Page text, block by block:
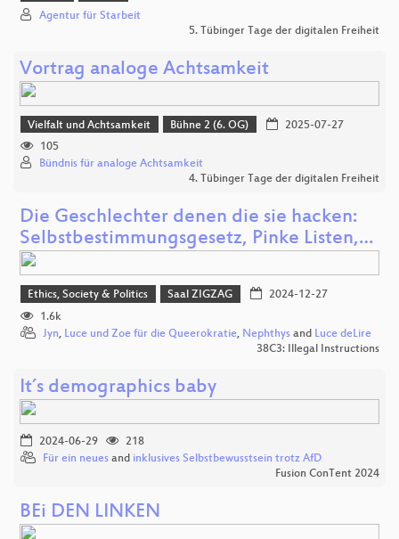
Agentur für Starbeit
5. Tübinger Tage der digitalen Freiheit
Vortrag analoge Achtsamkeit
Vielfalt und Achtsamkeit Bühne 2 (6. OG)
2025-07-27
105
Bündnis für analoge Achtsamkeit
4. Tübinger Tage der digitalen Freiheit
Die Geschlechter denen die sie hacken:
Selbstbestimmungsgesetz, Pinke Listen,…
Ethics, Society & Politics Saal ZIGZAG
2024-12-27
1.6k
Jyn, Luce und Zoe für die Queerokratie, Nephthys and Luce deLire
38C3: Illegal Instructions
It´s demographics baby
2024-06-29
218
Für ein neues and inklusives Selbstbewusstsein trotz AfD
Fusion ConTent 2024
BEi DEN LINKEN